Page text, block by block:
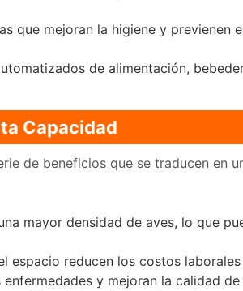
que mejoran la higiene y previenen
de alimentación,
Capacidad
de beneficios que se traducen en
mayor densidad de aves, lo que
espacio reducen los costos
y mejoran la calidad